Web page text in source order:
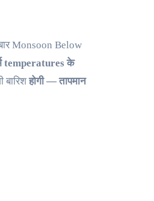
Monsoon Below
temperatures के
बारिशहोगी — तापमान